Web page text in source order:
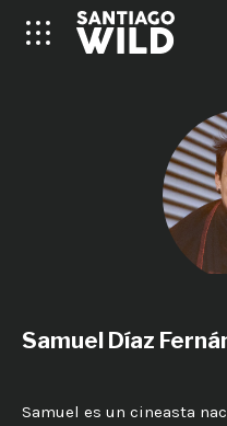
Samuel Díaz
Samuel es un cineasta